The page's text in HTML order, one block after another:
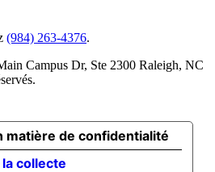
(984) 263-4376.
Campus Dr, Ste 2300 Raleigh, NC
collecte
matière de confidentialité